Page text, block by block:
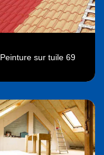
Peinture sur tuile 69